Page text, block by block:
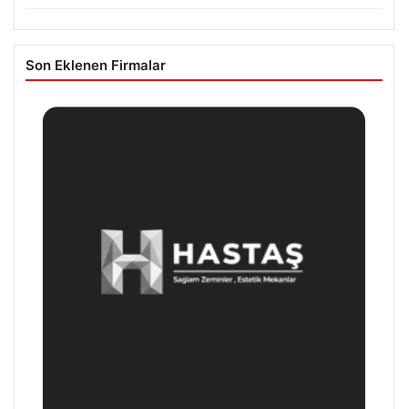
Son Eklenen Firmalar